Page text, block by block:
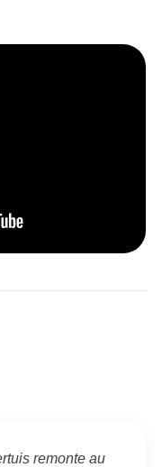
remonte au